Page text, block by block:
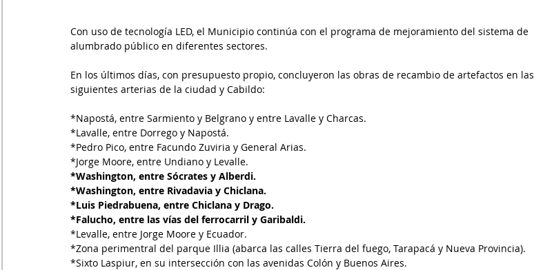
Con uso de tecnología LED, el Municipio continúa con el programa de mejoramiento del sistema de
alumbrado público en diferentes sectores.
En los últimos días, con presupuesto propio, concluyeron las obras de recambio de artefactos en las
siguientes arterias de la ciudad y Cabildo:
*Napostá, entre Sarmiento y Belgrano y entre Lavalle y Charcas.
*Lavalle, entre Dorrego y Napostá.
*Pedro Pico, entre Facundo Zuviria y General Arias.
*Jorge Moore, entre Undiano y Levalle.
*Washington, entre Sócrates y Alberdi.
*Washington, entre Rivadavia y Chiclana.
*Luis Piedrabuena, entre Chiclana y Drago.
*Falucho, entre las vías del ferrocarril y Garibaldi.
*Levalle, entre Jorge Moore y Ecuador.
*Zona perimentral del parque Illia (abarca las calles Tierra del fuego, Tarapacá y Nueva Provincia).
*Sixto Laspiur, en su intersección con las avenidas Colón y Buenos Aires.